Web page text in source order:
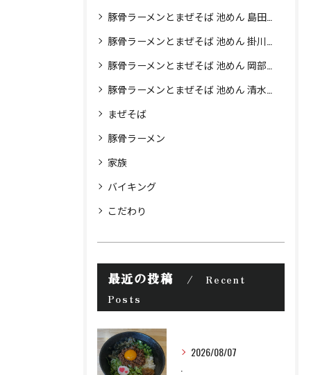
豚骨ラーメンとまぜそば 池めん 島田店
豚骨ラーメンとまぜそば 池めん 掛川店
豚骨ラーメンとまぜそば 池めん 岡部店
豚骨ラーメンとまぜそば 池めん 清水町店
まぜそば
豚骨ラーメン
家族
バイキング
こだわり
最近の投稿
Recent
Posts
2026/08/07